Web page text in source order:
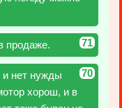
71
продаже.
70
и нет нужды
хорош, и в